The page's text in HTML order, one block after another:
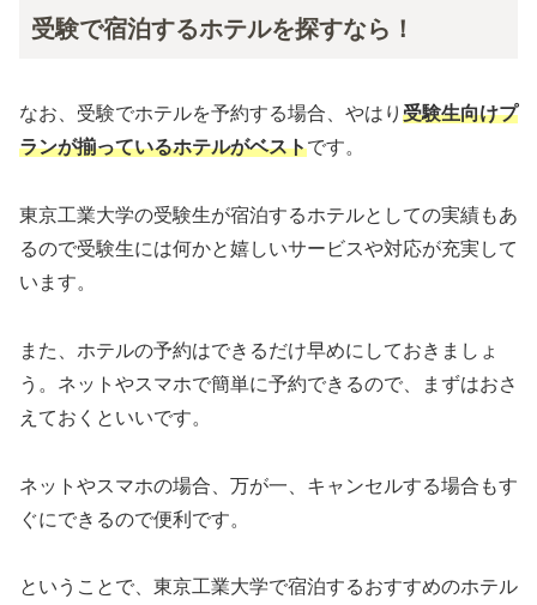
受験で宿泊するホテルを探すなら！
なお、受験でホテルを予約する場合、やはり 受験生向けプ
ランが揃っているホテルがベストです。
東京工業大学の受験生が宿泊するホテルとしての実績もあ
るので受験生には何かと嬉しいサービスや対応が充実して
います。
また、ホテルの予約はできるだけ早めにしておきましょ
う。ネットやスマホで簡単に予約できるので、まずはおさ
えておくといいです。
ネットやスマホの場合、万が一、キャンセルする場合もす
ぐにできるので便利です。
ということで、東京工業大学で宿泊するおすすめのホテル